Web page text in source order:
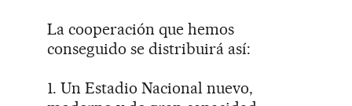
La cooperación que hemos
conseguido se distribuirá así:
1. Un Estadio Nacional nuevo,